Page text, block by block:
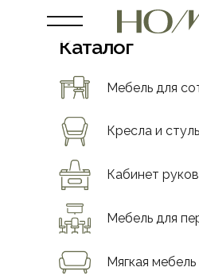
Мягкая мебель
Кресла и
Мебель для
Мебель для
Кабинет
Каталог